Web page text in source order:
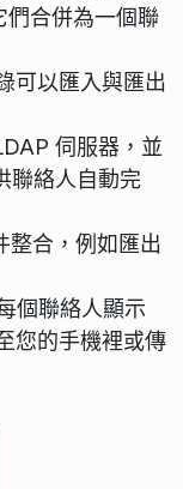
們合併為一個聯
可以匯入與匯出
伺服器，並
聯絡人自動完
整合，例如匯出
個聯絡人顯示
您的手機裡或傳